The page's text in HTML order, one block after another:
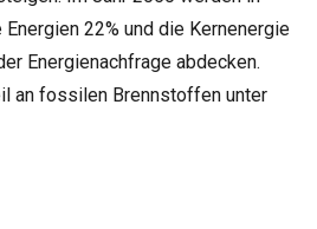
22% und die Kernenergie
Energienachfrage abdecken.
an fossilen Brennstoffen unter